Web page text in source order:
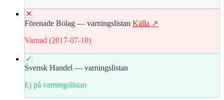
✕
Förenade Bolag — varningslistan Källa ↗
Varnad (2017-07-10)
✓
Svensk Handel — varningslistan
Ej på varningslistan